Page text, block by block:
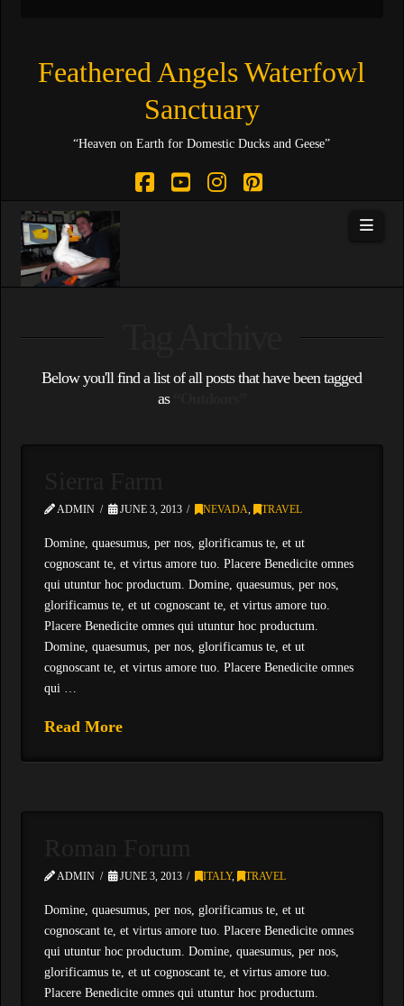
Feathered Angels Waterfowl
Sanctuary
“Heaven on Earth for Domestic Ducks and Geese”
Below you'll find a list of all posts that have been tagged
as
ADMIN JUNE 3, 2013 NEVADA , TRAVEL
Domine, quaesumus, per nos, glorificamus te, et ut
cognoscant te, et virtus amore tuo. Placere Benedicite omnes
qui utuntur hoc productum. Domine, quaesumus, per nos,
glorificamus te, et ut cognoscant te, et virtus amore tuo.
Placere Benedicite omnes qui utuntur hoc productum.
Domine, quaesumus, per nos, glorificamus te, et ut
cognoscant te, et virtus amore tuo. Placere Benedicite omnes
qui …
Read More
ADMIN JUNE 3, 2013 ITALY, TRAVEL
Domine, quaesumus, per nos, glorificamus te, et ut
cognoscant te, et virtus amore tuo. Placere Benedicite omnes
qui utuntur hoc productum. Domine, quaesumus, per nos,
glorificamus te, et ut cognoscant te, et virtus amore tuo.
Placere Benedicite omnes qui utuntur hoc productum.